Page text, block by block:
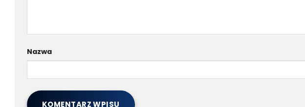
Nazwa